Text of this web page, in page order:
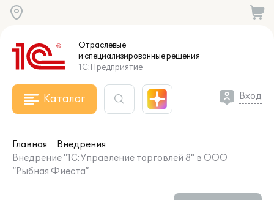
Отраслевые
и специализированныерешения
1С:Предприятие
Каталог Вход
Главная
Внедрения
Внедрение "1С:Управление торговлей 8" в ООО
“Рыбная Фиеста”